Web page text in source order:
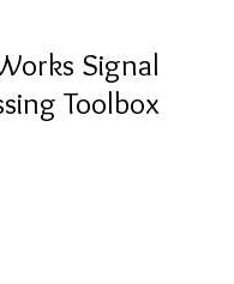
Signal
Toolbox